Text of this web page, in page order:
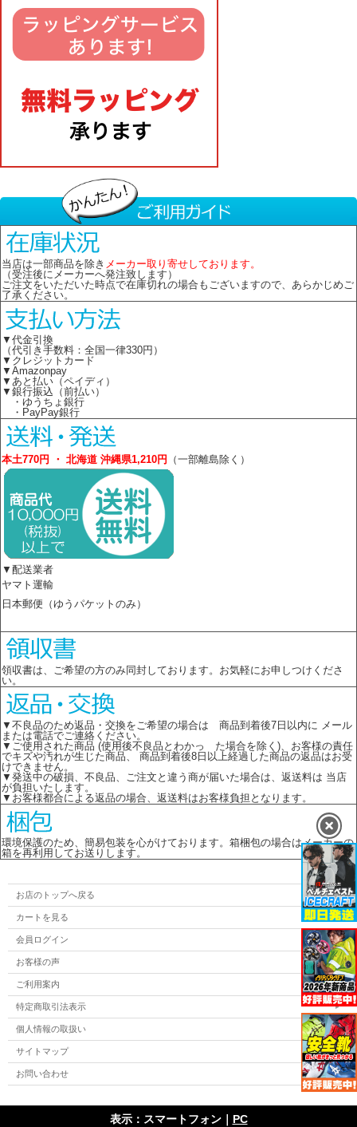
当店は一部商品を除き メーカー取り寄せしております。
（受注後にメーカーへ発注致します）
ご注文をいただいた時点で在庫切れの場合もございますので、あらかじめご
了承ください。
▼代金引換
（代引き手数料：全国一律330円）
▼クレジットカード
▼Amazonpay
▼あと払い（ペイディ）
▼銀行振込（前払い）
・ゆうちょ銀行
・PayPay銀行
本土770円 ・ 北海道 沖縄県1,210円 （一部離島除く）
▼配送業者
ヤマト運輸
日本郵便（ゆうパケットのみ）
領収書は、ご希望の方のみ同封しております。お気軽にお申しつけくださ
い。
▼不良品のため返品・交換をご希望の場合は 商品到着後7日以内に メール
または電話でご連絡ください。
▼ご使用された商品 (使用後不良品とわかっ た場合を除く)、お客様の責任
でキズや汚れが生じた商品、 商品到着後8日以上経過した商品の返品はお受
けできません。
▼発送中の破損、不良品、ご注文と違う商が届いた場合は、返送料は 当店
が負担いたします。
▼お客様都合による返品の場合、返送料はお客様負担となります。
環境保護のため、簡易包装を心がけております。箱梱包の場合はメーカーの
箱を再利用してお送りします。
お店のトップへ戻る
カートを見る
会員ログイン
お客様の声
ご利用案内
特定商取引法表示
個人情報の取扱い
サイトマップ
お問い合わせ
表示：スマートフォン｜ PC